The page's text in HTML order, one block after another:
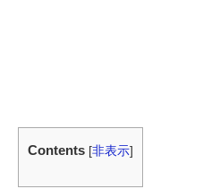
Contents [非表示]